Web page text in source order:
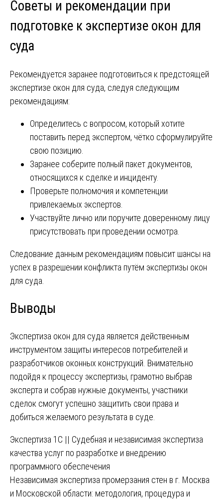
Советы и рекомендации при
подготовке к экспертизе окон для
суда
Рекомендуется заранее подготовиться к предстоящей
экспертизе окон для суда, следуя следующим
рекомендациям:
Определитесь с вопросом, который хотите
поставить перед экспертом, чётко сформулируйте
свою позицию.
Заранее соберите полный пакет документов,
относящихся к сделке и инциденту.
Проверьте полномочия и компетенции
привлекаемых экспертов.
Участвуйте лично или поручите доверенному лицу
присутствовать при проведении осмотра.
Следование данным рекомендациям повысит шансы на
успех в разрешении конфликта путём экспертизы окон
для суда.
Выводы
Экспертиза окон для суда является действенным
инструментом защиты интересов потребителей и
разработчиков оконных конструкций. Внимательно
подойдя к процессу экспертизы, грамотно выбрав
эксперта и собрав нужные документы, участники
сделок смогут успешно защитить свои права и
добиться желаемого результата в суде.
Навигация
по
записям
Экспертиза 1С || Судебная и независимая экспертиза
качества услуг по разработке и внедрению
программного обеспечения
Независимая экспертиза промерзания стен в г. Москва
и Московской области: методология, процедура и